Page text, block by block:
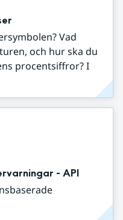
Vad
och hur ska du
procentsiffror? I
- API